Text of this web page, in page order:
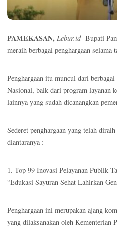
PAMEKASAN, Lebur.id-Bupati
meraih berbagai penghargaan selama
Penghargaan itu muncul dari
Nasional, baik dari program layanan
lainnya yang sudah dicanangkan
Sederet penghargaan yang telah
diantaranya :
1. Top 99 Inovasi Pelayanan Publik
“Edukasi Sayuran Sehat Lahirkan
Penghargaan ini merupakan ajang
yang dilaksanakan oleh Kementerian